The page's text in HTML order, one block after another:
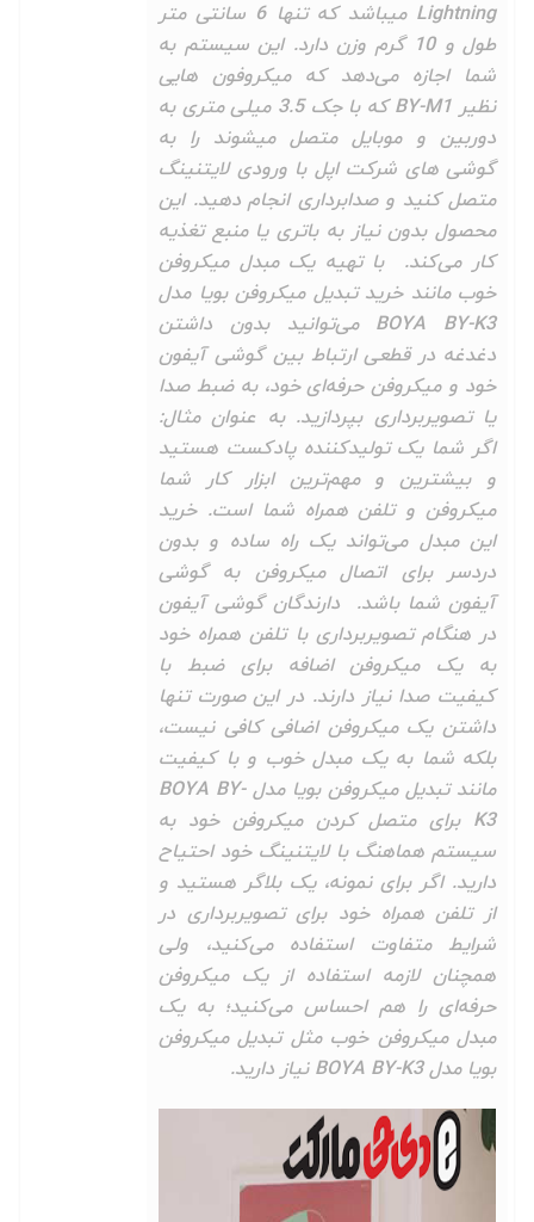
Lightning میباشد که تنها 6 سانتی متر
طول و 10 گرم وزن دارد. این سیستم به
شما اجازه می‌دهد که میکروفون هایی
نظیر BY-M1 که با جک 3.5 میلی متری به
دوربین و موبایل متصل میشوند را به
گوشی های شرکت اپل با ورودی لایتنینگ
متصل کنید و صدابرداری انجام دهید. این
محصول بدون نیاز به باتری یا منبع تغذیه
کار می‌کند. با تهیه یک مبدل میکروفن
خوب مانند خرید تبدیل میکروفن بویا مدل
BOYA BY-K3 می‌توانید بدون داشتن
دغدغه در قطعی ارتباط بین گوشی آیفون
خود و میکروفن حرفه‌ای خود، به ضبط صدا
یا تصویربرداری بپردازید. به عنوان مثال:
اگر شما یک تولیدکننده پادکست هستید
و بیشترین و مهم‌ترین ابزار کار شما
میکروفن و تلفن همراه شما است. خرید
این مبدل می‌تواند یک راه ساده و بدون
دردسر برای اتصال میکروفن به گوشی
آیفون شما باشد. دارندگان گوشی آیفون
در هنگام تصویربرداری با تلفن همراه خود
به یک میکروفن اضافه برای ضبط با
کیفیت صدا نیاز دارند. در این صورت تنها
داشتن یک میکروفن اضافی کافی نیست،
بلکه شما به یک مبدل خوب و با کیفیت
مانند تبدیل میکروفن بویا مدل BOYA BY-
K3 برای متصل کردن میکروفن خود به
سیستم هماهنگ با لایتنینگ خود احتیاح
دارید. اگر برای نمونه، یک بلاگر هستید و
از تلفن همراه خود برای تصویربرداری در
شرایط متفاوت استفاده می‌کنید، ولی
همچنان لازمه استفاده از یک میکروفن
حرفه‌‎ای را هم احساس می‌کنید؛ به یک
مبدل میکروفن خوب مثل تبدیل میکروفن
بویا مدل BOYA BY-K3 نیاز دارید.